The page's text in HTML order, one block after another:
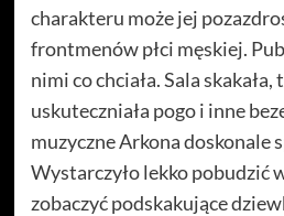
charakteru może jej
frontmenów płci męskiej.
nimi co chciała. Sala skakała,
uskuteczniała pogo i inne
muzyczne Arkona doskonale
Wystarczyło lekko pobudzić
zobaczyć podskakujące